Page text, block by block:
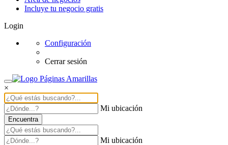
Incluye tu negocio gratis
Login
Configuración
Cerrar sesión
×
Mi ubicación
Encuentra
Mi ubicación